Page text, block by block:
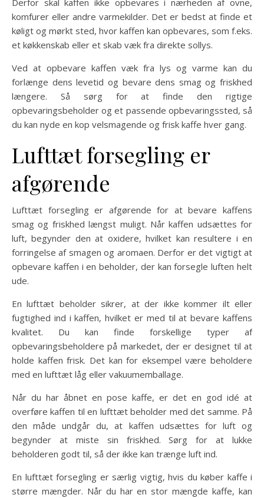
Derfor skal kaffen ikke opbevares i nærheden af ovne,
komfurer eller andre varmekilder. Det er bedst at finde et
køligt og mørkt sted, hvor kaffen kan opbevares, som f.eks.
et køkkenskab eller et skab væk fra direkte sollys.
Ved at opbevare kaffen væk fra lys og varme kan du
forlænge dens levetid og bevare dens smag og friskhed
længere. Så sørg for at finde den rigtige
opbevaringsbeholder og et passende opbevaringssted, så
du kan nyde en kop velsmagende og frisk kaffe hver gang.
Lufttæt forsegling er
afgørende
Lufttæt forsegling er afgørende for at bevare kaffens
smag og friskhed længst muligt. Når kaffen udsættes for
luft, begynder den at oxidere, hvilket kan resultere i en
forringelse af smagen og aromaen. Derfor er det vigtigt at
opbevare kaffen i en beholder, der kan forsegle luften helt
ude.
En lufttæt beholder sikrer, at der ikke kommer ilt eller
fugtighed ind i kaffen, hvilket er med til at bevare kaffens
kvalitet. Du kan finde forskellige typer af
opbevaringsbeholdere på markedet, der er designet til at
holde kaffen frisk. Det kan for eksempel være beholdere
med en lufttæt låg eller vakuumemballage.
Når du har åbnet en pose kaffe, er det en god idé at
overføre kaffen til en lufttæt beholder med det samme. På
den måde undgår du, at kaffen udsættes for luft og
begynder at miste sin friskhed. Sørg for at lukke
beholderen godt til, så der ikke kan trænge luft ind.
En lufttæt forsegling er særlig vigtig, hvis du køber kaffe i
større mængder. Når du har en stor mængde kaffe, kan